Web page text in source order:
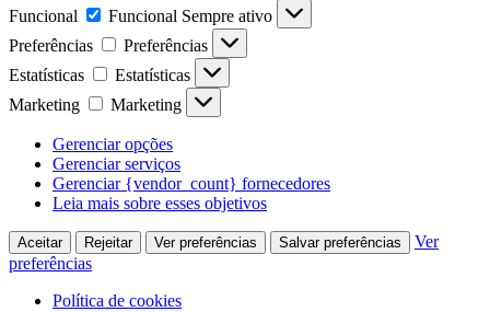
Funcional
Funcional Sempre ativo
Preferências
Preferências
Estatísticas
Estatísticas
Marketing
Marketing
Gerenciar opções
Gerenciar serviços
Gerenciar {vendor_count} fornecedores
Leia mais sobre esses objetivos
Aceitar Rejeitar Ver preferências Salvar preferências
Ver
preferências
Política de cookies